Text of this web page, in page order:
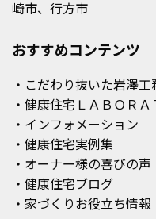
崎市、行方市
おすすめコンテンツ
・こだわり抜いた岩澤
・健康住宅ＬＡＢＯＲＡ
・インフォメーション
・健康住宅実例集
・オーナー様の喜びの声
・健康住宅ブログ
・家づくりお役立ち情報